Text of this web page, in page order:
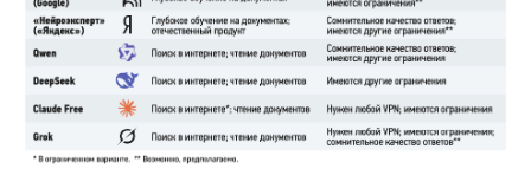
→
Оценка тепловой эффективности подраковинного
рекуператора сточных вод
ЖУРНАЛ СОК АПРЕЛЬ 2026
→
Сравнительный анализ проблем с сантехникой и
вентиляцией в Азии, Европе и США
ЖУРНАЛ СОК АПРЕЛЬ 2026
→
Технология обезжелезивания подземной воды в
вертикально-радиальном реакторе-фильтре
ЖУРНАЛ СОК АПРЕЛЬ 2026